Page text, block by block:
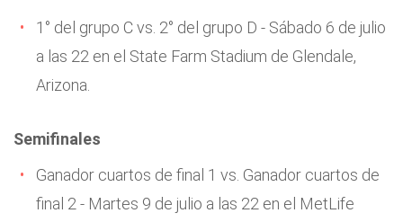
1° del grupo C vs. 2° del grupo D - Sábado 6 de julio
a las 22 en el State Farm Stadium de Glendale,
Arizona.
Semifinales
Ganador cuartos de final 1 vs. Ganador cuartos de
final 2 - Martes 9 de julio a las 22 en el MetLife